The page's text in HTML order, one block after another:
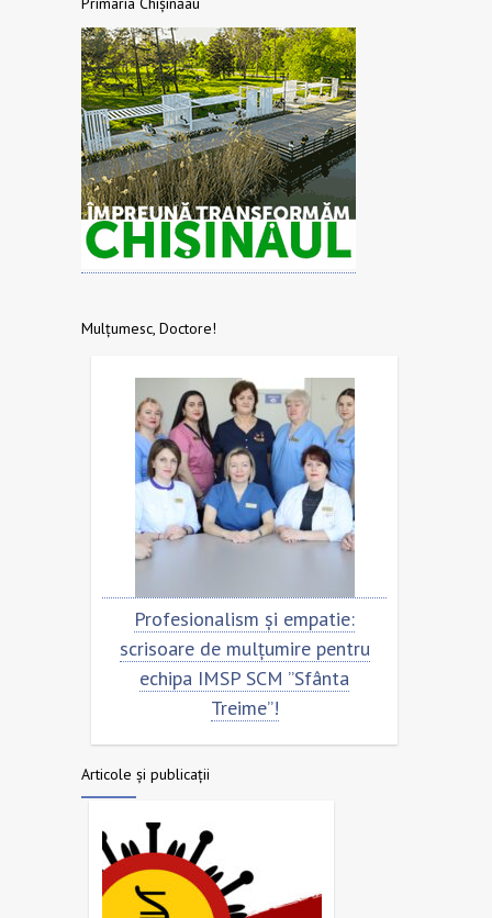
Mulțumesc, Doctore!
Profesionalism și empatie:
scrisoare de mulțumire pentru
echipa IMSP SCM ”Sfânta
Treime”!
Articole și publicații